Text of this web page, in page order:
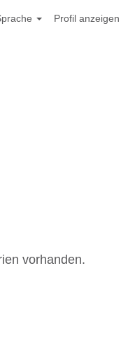
Profil anzeigen
vorhanden.